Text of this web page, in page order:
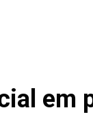
em